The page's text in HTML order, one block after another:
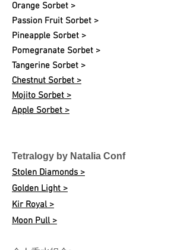
Orange Sorbet >
Passion Fruit Sorbet >
Pineapple Sorbet >
Pomegranate Sorbet >
Tangerine Sorbet >
Chestnut Sorbet >
Mojito Sorbet >
Apple Sorbet >
Tetralogy by Natalia Conf
Stolen Diamonds >
Golden Light >
Kir Royal >
Moon Pull >